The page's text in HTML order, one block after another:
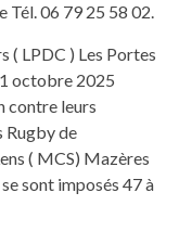
Tél. 06 79 25 58 02.
( LPDC ) Les Portes
octobre 2025
contre leurs
Rugby de
( MCS) Mazères
sont imposés 47 à